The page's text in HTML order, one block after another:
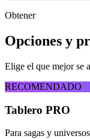
Obtener
Opciones y
Elige el que mejor se
RECOMENDADO
Tablero PRO
Para sagas y universos